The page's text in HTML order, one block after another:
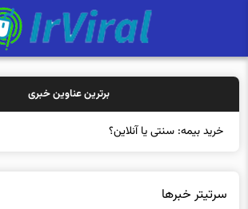
برترین عناوین خبری
خرید بیمه: سنتی یا آنلاین؟ کدامیک تجر
سرتیتر خبرها